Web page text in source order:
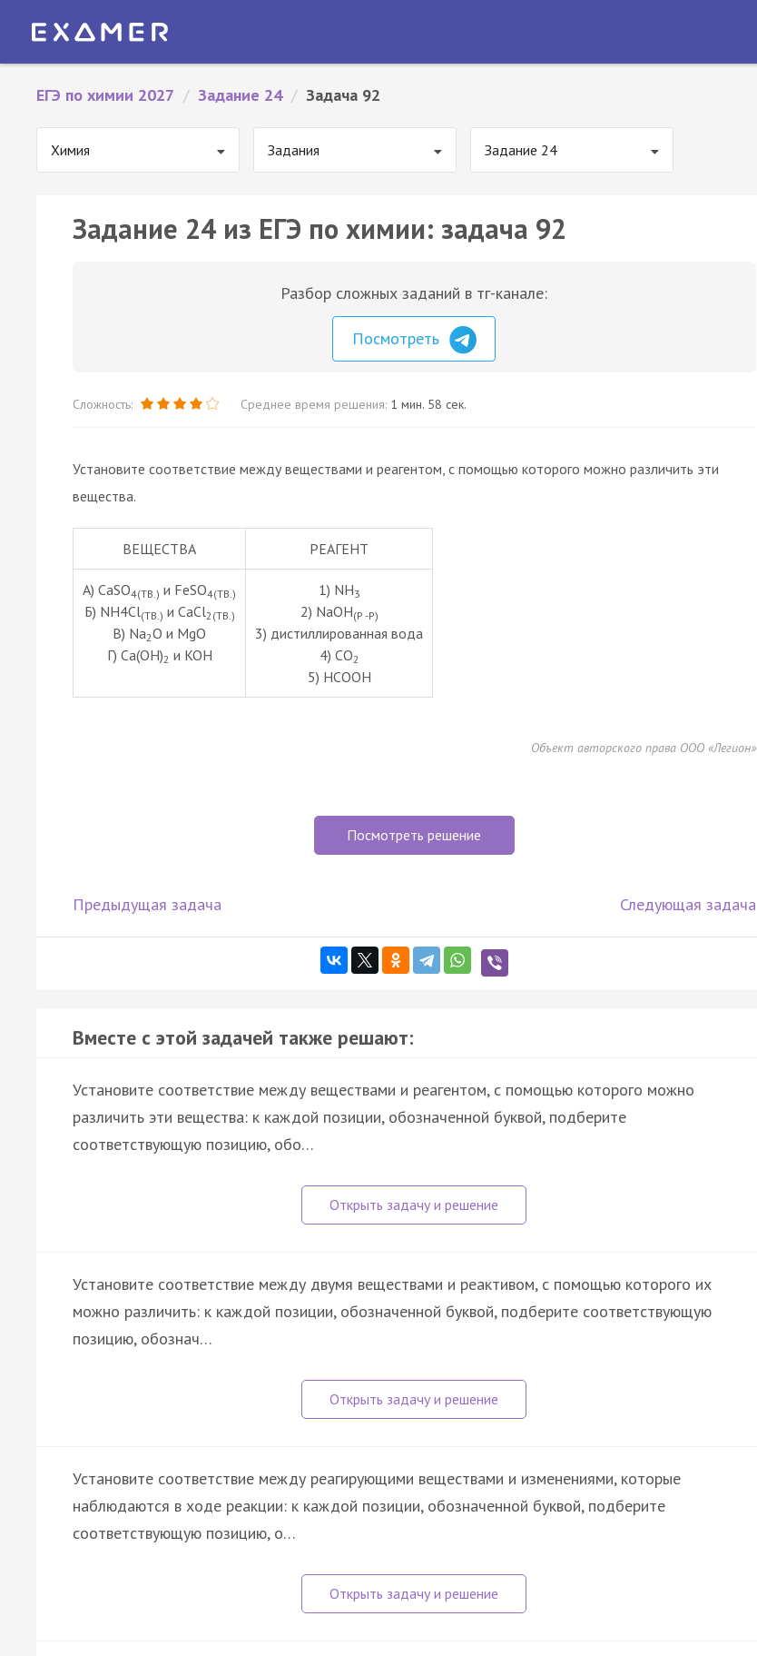
ЕГЭ по химии 2027 / Задание 24 / Задача 92
Химия Задания Задание 24
Задание 24 из ЕГЭ по химии: задача 92
Разбор сложных заданий в тг-канале:
Посмотреть
Сложность: Среднее время решения: 1 мин. 58 сек.
Установите соответствие между веществами и реагентом, с помощью которого можно различить эти
вещества.
ВЕЩЕСТВА РЕАГЕНТ
А) CaSO4(ТВ.) и FeSO4(ТВ.)
Б) NH4Cl(ТВ.) и CaCl2(ТВ.)
В) Na2O и MgO
Г) Ca(OH)2 и KOH
1) NH3
2) NaOH(Р -Р)
3) дистиллированная вода
4) CO2
5) HCOOH
Объект авторского права ООО «Легион»
Посмотреть решение
Предыдущая задача Следующая задача
Вместе с этой задачей также решают:
Установите соответствие между веществами и реагентом, с помощью которого можно
различить эти вещества: к каждой позиции, обозначенной буквой, подберите
соответствующую позицию, обо…
Установите соответствие между двумя веществами и реактивом, с помощью которого их
можно различить: к каждой позиции, обозначенной буквой, подберите соответствующую
позицию, обознач…
Установите соответствие между реагирующими веществами и изменениями, которые
наблюдаются в ходе реакции: к каждой позиции, обозначенной буквой, подберите
соответствующую позицию, о…